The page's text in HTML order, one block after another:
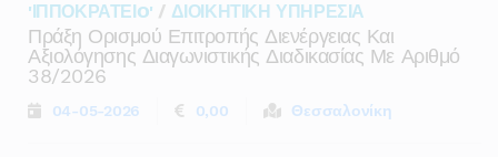
'ΙΠΠΟΚΡΑΤΕΙO' / ΔΙΟΙΚΗΤΙΚΗ ΥΠΗΡΕΣΙΑ
Πράξη Ορισμού Επιτροπής Διενέργειας Και
Αξιολόγησης Διαγωνιστικής Διαδικασίας Με Αριθμό
38/2026
04-05-2026 0,00 Θεσσαλονίκη